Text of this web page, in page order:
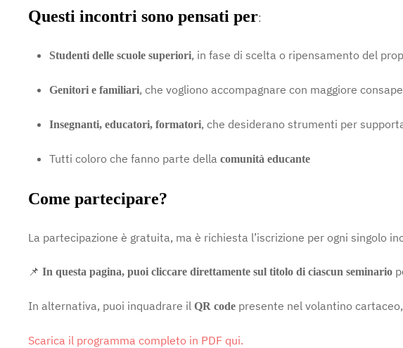
Questi incontri sono pensati per:
Studenti delle scuole superiori, in fase di scelta o ripensamento del
Genitori e familiari, che vogliono accompagnare con maggiore
Insegnanti, educatori, formatori, che desiderano strumenti per
Tutti coloro che fanno parte della comunità educante
Come partecipare?
La partecipazione è gratuita, ma è richiesta l’iscrizione per ogni singolo
📌 In questa pagina, puoi cliccare direttamente sul titolo di ciascun seminario
In alternativa, puoi inquadrare il QR code presente nel volantino
Scarica il programma completo in PDF qui.